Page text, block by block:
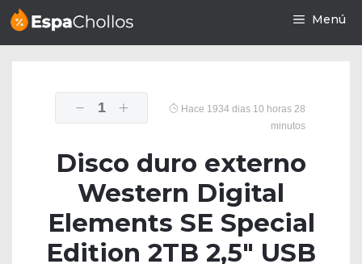
Menú
1
Hace 1934 dias 10 horas 28
minutos
Disco duro externo
Western Digital
Elements SE Special
Edition 2TB 2,5″ USB